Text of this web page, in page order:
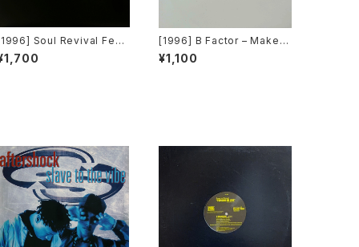
Soul Revival Feat
Capathia Jenkins –
The Spirit Moves
[1996] B Factor – Make It
Better [Eightball Record
s]
¥1,100